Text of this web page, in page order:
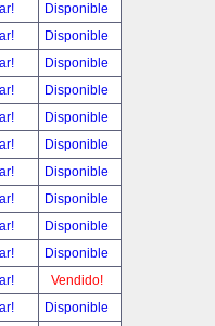
Disponible
Disponible
Disponible
Disponible
Disponible
Disponible
Disponible
Disponible
Disponible
Disponible
Vendido!
Disponible